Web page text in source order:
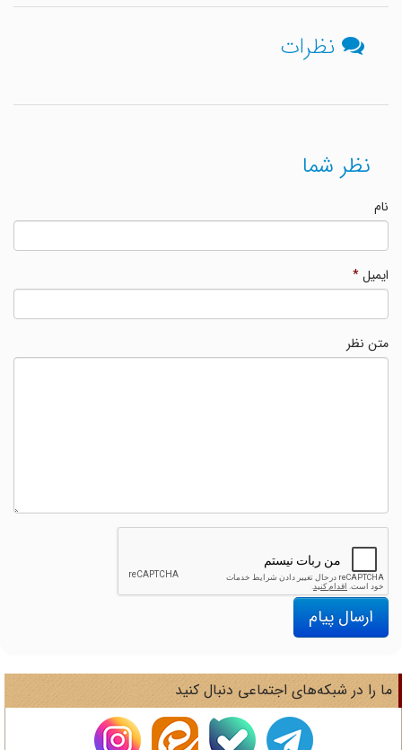
نظرات
نظر شما
ایمیل*
متن نظر
ارسال پیام
را در شبکه‌های اجتماعی دنبال کنید